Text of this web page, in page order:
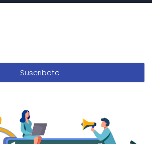
Suscribete